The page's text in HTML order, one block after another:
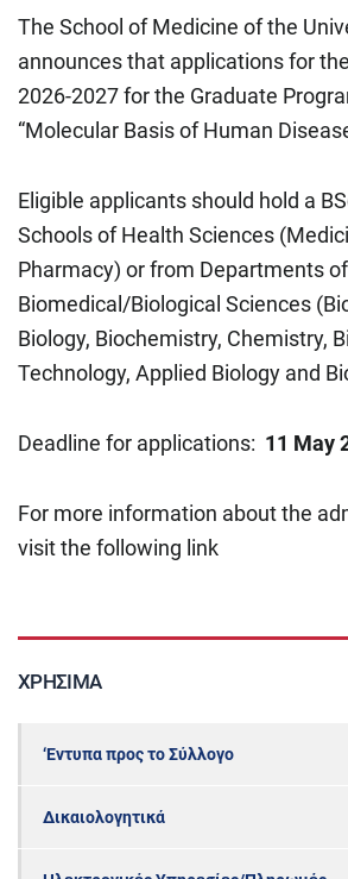
The School of Medicine of the
announces that applications for
2026-2027 for the Graduate
“Molecular Basis of Human
Eligible applicants should hold a
Schools of Health Sciences
Pharmacy) or from Departments of
Biomedical/Biological Sciences
Biology, Biochemistry, Chemistry,
Technology, Applied Biology and
Deadline for applications: 11 May
For more information about the
visit the following link
ΧΡΉΣΙΜΑ
‘Εντυπα προς το Σύλλογο
Δικαιολογητικά